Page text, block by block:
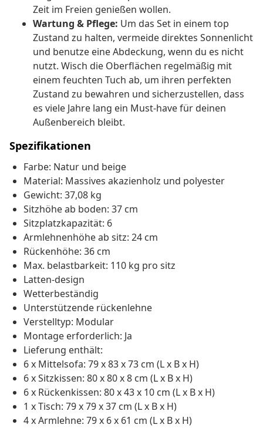
Zeit im Freien genießen wollen.
Wartung & Pflege: Um das Set in einem top
Zustand zu halten, vermeide direktes Sonnenlicht
und benutze eine Abdeckung, wenn du es nicht
nutzt. Wisch die Oberflächen regelmäßig mit
einem feuchten Tuch ab, um ihren perfekten
Zustand zu bewahren und sicherzustellen, dass
es viele Jahre lang ein Must-have für deinen
Außenbereich bleibt.
Spezifikationen
Farbe: Natur und beige
Material: Massives akazienholz und polyester
Gewicht: 37,08 kg
Sitzhöhe ab boden: 37 cm
Sitzplatzkapazität: 6
Armlehnenhöhe ab sitz: 24 cm
Rückenhöhe: 36 cm
Max. belastbarkeit: 110 kg pro sitz
Latten-design
Wetterbeständig
Unterstützende rückenlehne
Verstelltyp: Modular
Montage erforderlich: Ja
Lieferung enthält:
6 x Mittelsofa: 79 x 83 x 73 cm (L x B x H)
6 x Sitzkissen: 80 x 80 x 8 cm (L x B x H)
6 x Rückenkissen: 80 x 43 x 10 cm (L x B x H)
1 x Tisch: 79 x 79 x 37 cm (L x B x H)
4 x Armlehne: 79 x 6 x 61 cm (L x B x H)